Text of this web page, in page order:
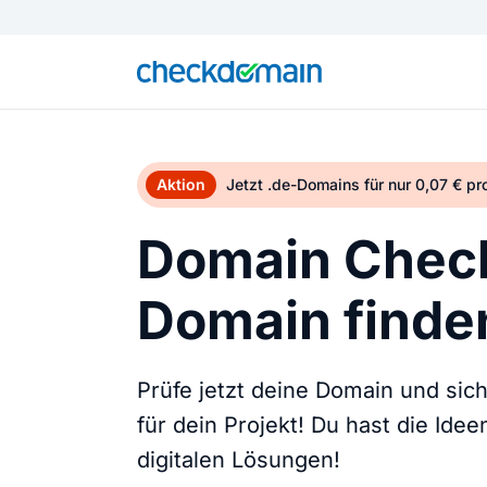
Aktion Jetzt .de-Domains für nur 0,07 €
Domain
Domain
Prüfe jetzt deine Domain und
für dein Projekt! Du hast die
digitalen Lösungen!